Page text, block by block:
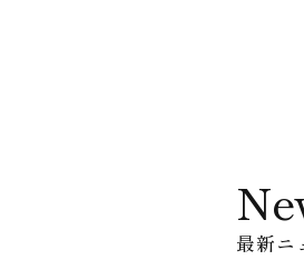
最新ニ